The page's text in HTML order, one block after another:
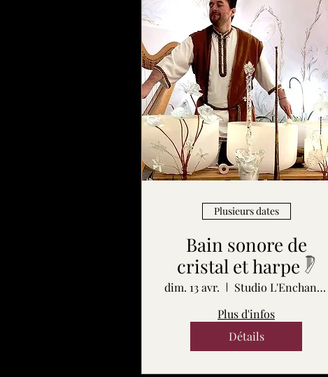
Plusieurs dates
Bain sonore de
cristal et harpe 𓏢
dim. 13 avr.
Studio L'Enchanteur
Plus d'infos
Détails